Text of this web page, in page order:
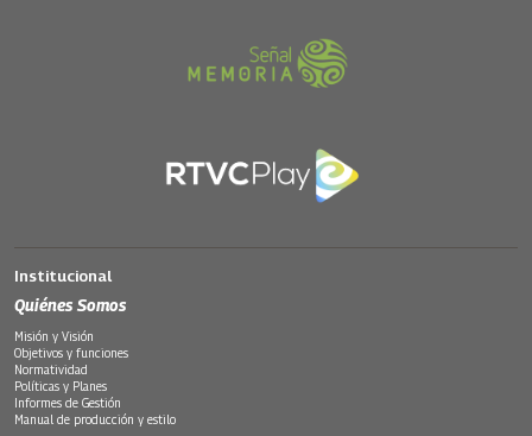
Institucional
Quiénes Somos
Misión y Visión
Objetivos y funciones
Normatividad
Políticas y Planes
Informes de Gestión
Manual de producción y estilo